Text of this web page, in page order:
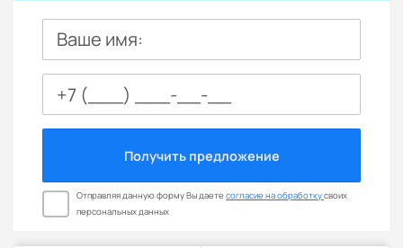
Ваше имя:
Получить предложение
Отправляя данную форму Вы даетесогласие на обработкусвоих
персональных данных